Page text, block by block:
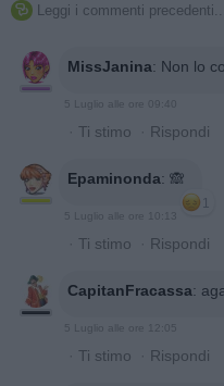
 Leggi i commenti precedenti...
MissJanina: Non lo
5 Luglio alle ore 09:40
· Ti stimo · Rispondi
Epaminonda: 🙈
1
· Ti stimo · Rispondi
CapitanFracassa:
· Ti stimo · Rispondi